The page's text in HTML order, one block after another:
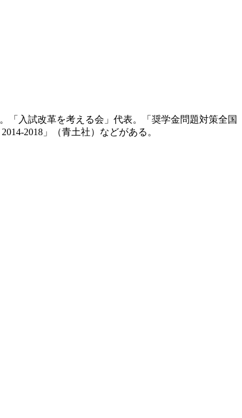
「入試改革を考える会」代表。「奨学金問題対策全国
2018」（青土社）などがある。